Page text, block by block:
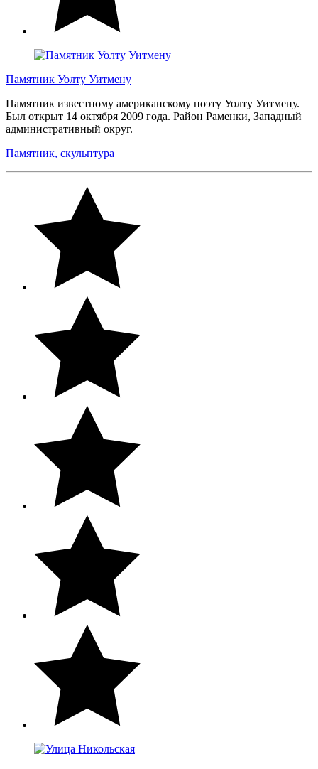
Памятник Уолту Уитмену
Памятник известному американскому поэту Уолту Уитмену.
Был открыт 14 октября 2009 года. Район Раменки, Западный
административный округ.
Памятник, скульптура